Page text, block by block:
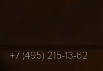
+7 (495) 215-13-62